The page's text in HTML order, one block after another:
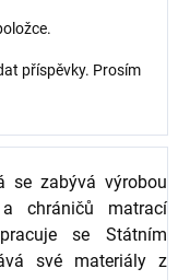
příspěvky. Prosím
se zabývá výrobou
chráničů matrací
se Státním
své materiály z